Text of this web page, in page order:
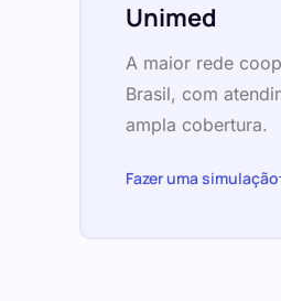
Unimed
A maior rede
Brasil, com
ampla cobertura.
Fazer uma simulação